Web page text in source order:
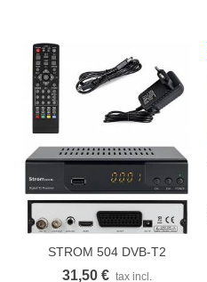
STROM 504 DVB-T2
démodulateur...
31,50 € tax incl.